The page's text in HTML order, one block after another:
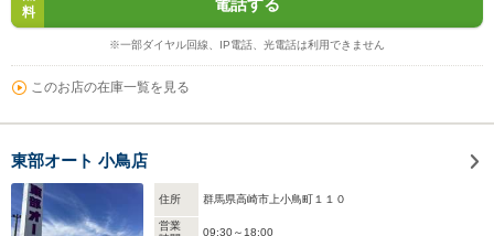
料
※一部ダイヤル回線、IP電話、光電話は利用できません
このお店の在庫一覧を見る
東部オート 小鳥店
住所 群馬県高崎市上小鳥町１１０
営業
09:30～18:00